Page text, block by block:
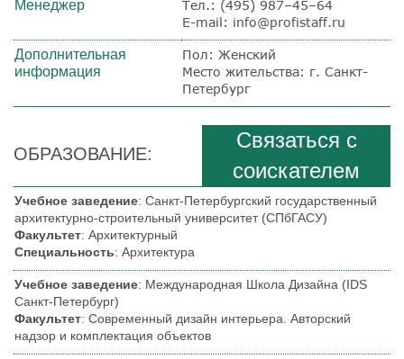
Менеджер Тел.: (495) 987–45–64
E-mail: info@profistaff.ru
Дополнительная
информация
Пол: Женский
Место жительства: г. Санкт-
Петербург
Связаться с
соискателем
ОБРАЗОВАНИЕ:
Учебное заведение: Санкт-Петербургский государственный
архитектурно-строительный университет (СПбГАСУ)
Факультет: Архитектурный
Специальность: Архитектура
Учебное заведение: Международная Школа Дизайна (IDS
Санкт-Петербург)
Факультет: Современный дизайн интерьера. Авторский
надзор и комплектация объектов